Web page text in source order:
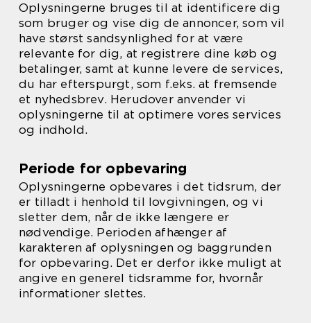
Oplysningerne bruges til at identificere dig
som bruger og vise dig de annoncer, som vil
have størst sandsynlighed for at være
relevante for dig, at registrere dine køb og
betalinger, samt at kunne levere de services,
du har efterspurgt, som f.eks. at fremsende
et nyhedsbrev. Herudover anvender vi
oplysningerne til at optimere vores services
og indhold.
Periode for opbevaring
Oplysningerne opbevares i det tidsrum, der
er tilladt i henhold til lovgivningen, og vi
sletter dem, når de ikke længere er
nødvendige. Perioden afhænger af
karakteren af oplysningen og baggrunden
for opbevaring. Det er derfor ikke muligt at
angive en generel tidsramme for, hvornår
informationer slettes.